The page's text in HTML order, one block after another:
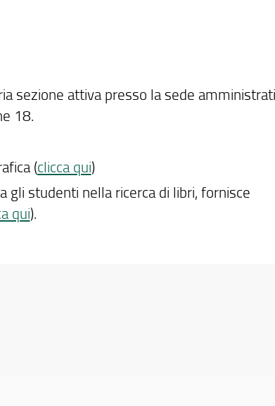
sezione attiva presso la sede
18.
(clicca qui)
gli studenti nella ricerca di libri, fornisce
qui).